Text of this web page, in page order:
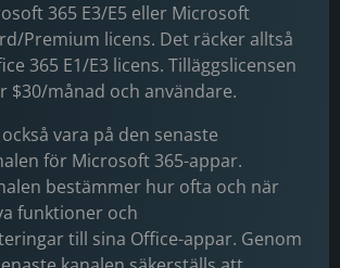
365 E3/E5 eller Microsoft
Premium licens. Det räcker alltså
365 E1/E3 licens. Tilläggslicensen
$30/månad och användare.
vara på den senaste
för Microsoft 365-appar.
bestämmer hur ofta och när
funktioner och
till sina Office-appar. Genom